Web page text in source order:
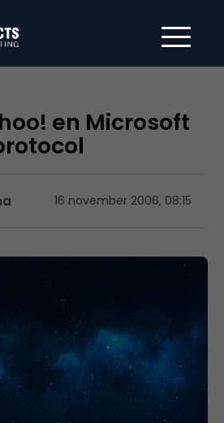
en Microsoft
16 november 2006, 08:15